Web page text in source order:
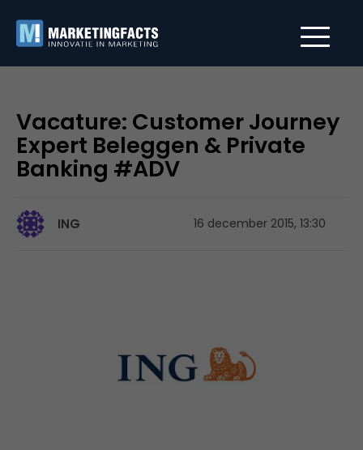
Vacature: Customer Journey
Expert Beleggen & Private
Banking #ADV
ING 16 december 2015, 13:30